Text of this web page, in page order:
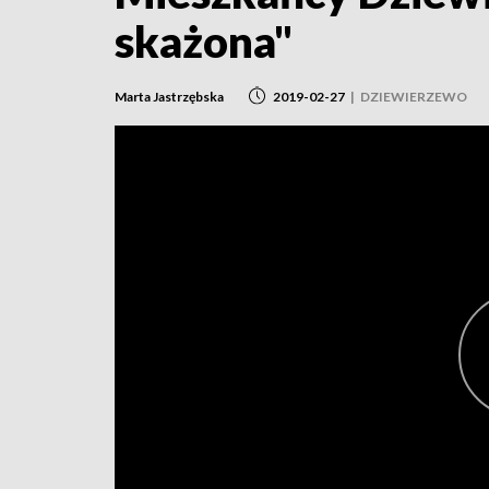
skażona"
Marta Jastrzębska 2019-02-27 | DZIEWIERZEWO